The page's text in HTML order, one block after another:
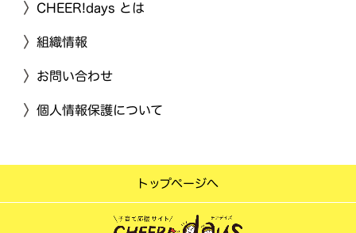
CHEER!days とは
組織情報
お問い合わせ
個人情報保護について
トップページへ